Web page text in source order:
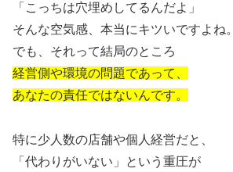
「こっちは穴埋めしてるんだよ」
そんな空気感、本当にキツいですよね。
でも、それって結局のところ
経営側や環境の問題であって、
あなたの責任ではないんです。
特に少人数の店舗や個人経営だと、
「代わりがいない」という重圧が